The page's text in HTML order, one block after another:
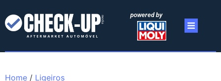
powered by
Home / Ligeiros